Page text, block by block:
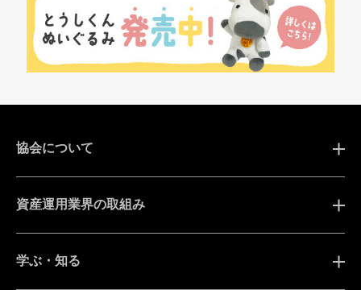
協会について
資産運用業界の取組み
学ぶ・知る